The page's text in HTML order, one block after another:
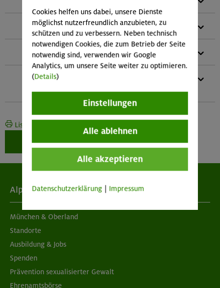
Hüftgurt
HMS-Schraubkarabiner
Schlinge vernäht (120 cm)
Liste drucken
Weiter zur Buchung
Alpenverein
München & Oberland
Standorte
Ausbildung & Jobs
Spenden
Prävention sexualisierter Gewalt
Ehrenamtsbörse
Cookies helfen uns dabei, unsere Dienste
möglichst nutzerfreundlich anzubieten, zu
schützen und zu verbessern. Neben technisch
notwendigen Cookies, die zum Betrieb der Seite
notwendig sind, verwenden wir Google
Analytics, um unsere Seite weiter zu optimieren.
(Details)
Einstellungen
Alle ablehnen
Alle akzeptieren
Datenschutzerklärung Impressum